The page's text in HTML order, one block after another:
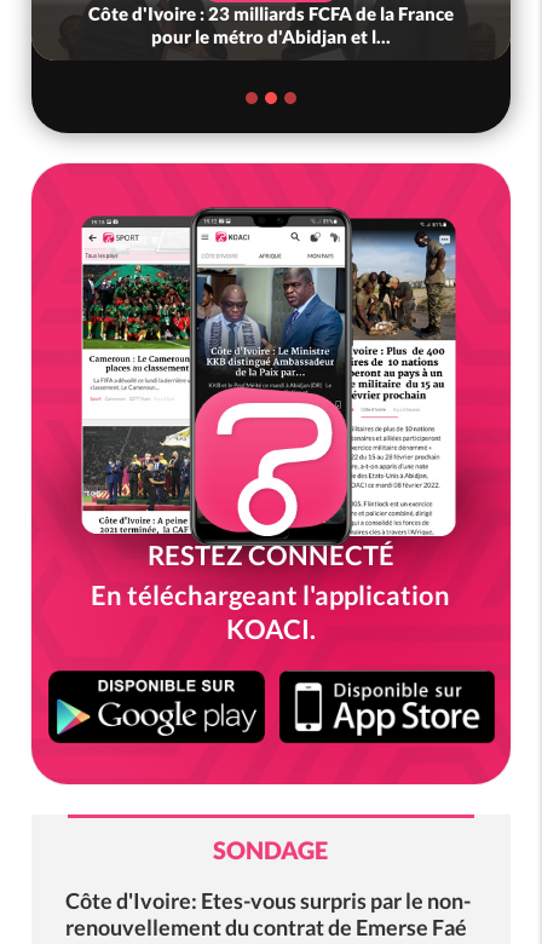
Côte d'Ivoire : 23 milliards FCFA de la France
pour le métro d'Abidjan et l...
RESTEZ CONNECTÉ
En téléchargeant l'application
KOACI.
SONDAGE
Côte d'Ivoire: Etes-vous surpris par le non-
renouvellement du contrat de Emerse Faé